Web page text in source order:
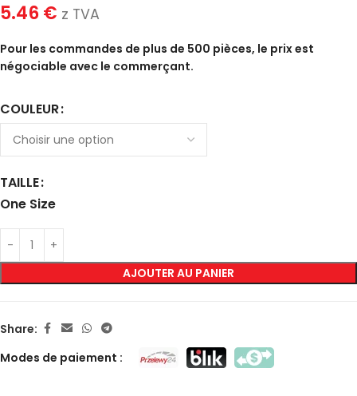
5.46€ z TVA
Pour les commandes de plus de 500 pièces, le prix est
négociable avec le commerçant.
COULEUR
TAILLE
One Size
AJOUTER AU PANIER
Share:
Modes de paiement :